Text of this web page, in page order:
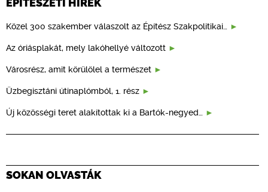
ÉPÍTÉSZETI HÍREK
Közel 300 szakember válaszolt az Építész Szakpolitikai…
Az óriásplakát, mely lakóhellyé változott
Városrész, amit körülölel a természet
Üzbegisztáni útinaplómból, 1. rész
Új közösségi teret alakítottak ki a Bartók-negyed…
SOKAN OLVASTÁK